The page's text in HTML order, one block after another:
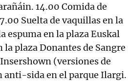
14.00 Comida de
Suelta de vaquillas en la
espuma en la plaza Euskal
plaza Donantes de Sangre
(versiones de
anti-sida en el parque Ilargi.